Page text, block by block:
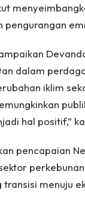
dalam
iklim
hal positif,”
pencapaian
menuju